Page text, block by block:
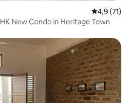
Средна
4,9 (71)
New Condo in Heritage Town